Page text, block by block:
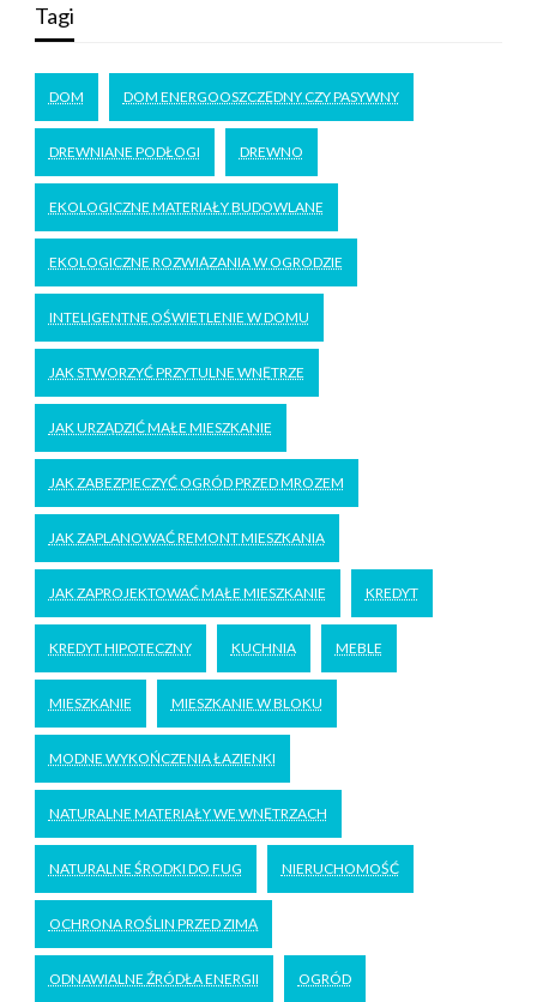
Tagi
DOM DOM ENERGOOSZCZĘDNY CZY PASYWNY
DREWNIANE PODŁOGI DREWNO
EKOLOGICZNE MATERIAŁY BUDOWLANE
EKOLOGICZNE ROZWIĄZANIA W OGRODZIE
INTELIGENTNE OŚWIETLENIE W DOMU
JAK STWORZYĆ PRZYTULNE WNĘTRZE
JAK URZĄDZIĆ MAŁE MIESZKANIE
JAK ZABEZPIECZYĆ OGRÓD PRZED MROZEM
JAK ZAPLANOWAĆ REMONT MIESZKANIA
JAK ZAPROJEKTOWAĆ MAŁE MIESZKANIE KREDYT
KREDYT HIPOTECZNY KUCHNIA MEBLE
MIESZKANIE MIESZKANIE W BLOKU
MODNE WYKOŃCZENIA ŁAZIENKI
NATURALNE MATERIAŁY WE WNĘTRZACH
NATURALNE ŚRODKI DO FUG NIERUCHOMOŚĆ
OCHRONA ROŚLIN PRZED ZIMĄ
ODNAWIALNE ŹRÓDŁA ENERGII OGRÓD